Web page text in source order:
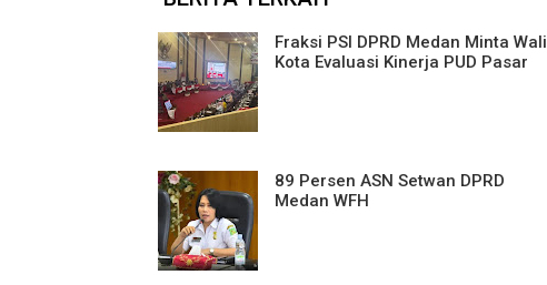
Fraksi PSI DPRD Medan Minta Wali
Kota Evaluasi Kinerja PUD Pasar
89 Persen ASN Setwan DPRD
Medan WFH